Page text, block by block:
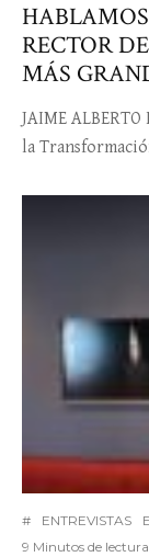
RECTOR
MÁS
JAIME
la
# ENTREVISTAS
9 Minutos de lectura